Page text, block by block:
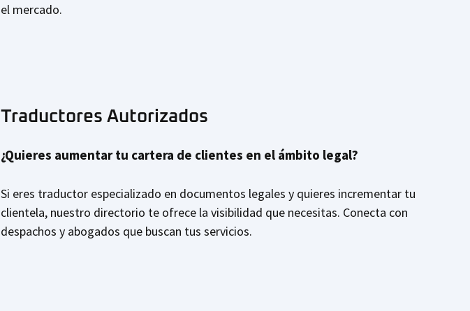
el mercado.
Traductores Autorizados
¿Quieres aumentar tu cartera de clientes en el ámbito legal?
Si eres traductor especializado en documentos legales y quieres incrementar tu
clientela, nuestro directorio te ofrece la visibilidad que necesitas. Conecta con
despachos y abogados que buscan tus servicios.